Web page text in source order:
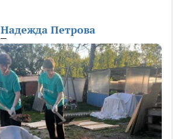
Надежда Петрова